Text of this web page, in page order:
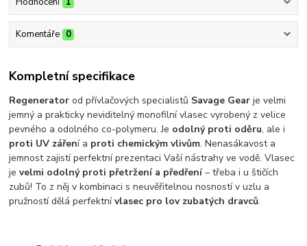
Komentáře 0
Kompletní specifikace
Regenerator od přívlačových specialistů Savage Gear je velmi
jemný a prakticky neviditelný monofilní vlasec vyrobený z velice
pevného a odolného co-polymeru. Je odolný proti oděru, ale i
proti UV záření a proti chemickým vlivům. Nenasákavost a
jemnost zajistí perfektní prezentaci Vaší nástrahy ve vodě. Vlasec
je velmi odolný proti přetržení a předření– třeba i u štičích
zubů! To z něj v kombinaci s neuvěřitelnou nosností v uzlu a
pružností dělá perfektnívlasec pro lov zubatých dravců.